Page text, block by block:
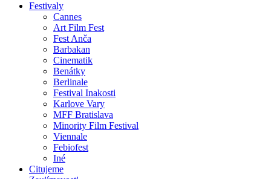
Festivaly
Cannes
Art Film Fest
Fest Anča
Barbakan
Cinematik
Benátky
Berlinale
Festival Inakosti
Karlove Vary
MFF Bratislava
Minority Film Festival
Viennale
Febiofest
Iné
Citujeme